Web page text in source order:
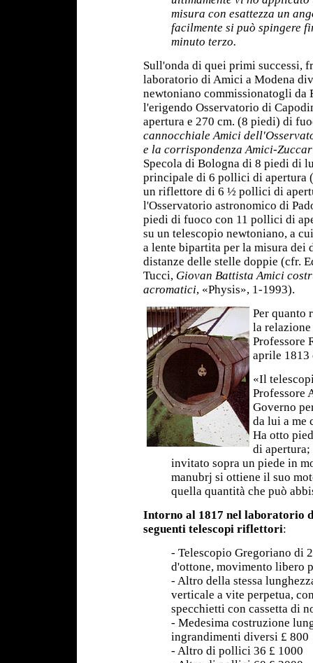
misura con esattezza un
facilmente si può spingere
minuto terzo.
Sull'onda di quei primi successi,
laboratorio di Amici a Modena
newtoniano commissionatogli da
l'erigendo Osservatorio di
apertura e 270 cm. (8 piedi) di
cannocchiale Amici
e la corrispondenza Amici-
Specola di Bologna di 8 piedi di
principale di 6 pollici di
un riflettore di 6 ½ pollici di
l'Osservatorio astronomico di
piedi di fuoco con 11 pollici di
su un telescopio newtoniano, a
a lente bipartita per la misura dei
distanze delle stelle doppie (cfr.
Tucci, Giovan Battista Amici
acromatici, «Physis», 1-1993).
Per quanto
la
Professore
aprile 1813
«Il
Professore
Governo
da lui a me
Ha otto
di
invitato sopra un piede in
manubrj si ottiene il suo
quella quantità che può
Intorno al 1817 nel laboratorio
seguenti telescopi riflettori:
- Telescopio Gregoriano di
d'ottone, movimento libero
- Altro della stessa
verticale a vite perpetua,
specchietti con cassetta di
- Medesima costruzione
ingrandimenti diversi £ 800
- Altro di pollici 36 £ 1000